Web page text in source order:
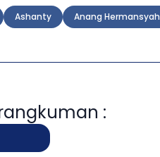
Ashanty Anang Hermansyah
: